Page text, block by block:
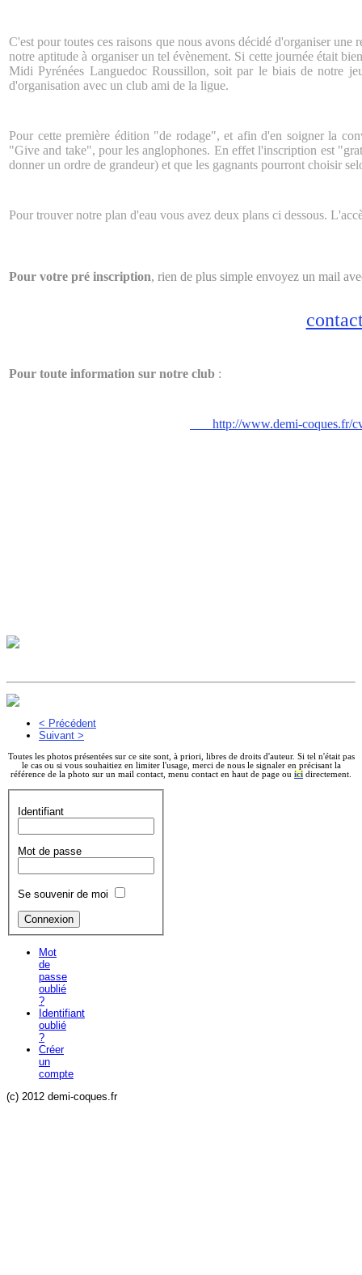
C'est pour toutes ces raisons que nous avons décidé d'organiser
notre aptitude à organiser un tel évènement. Si cette journée était
Midi Pyrénées Languedoc Roussillon, soit par le biais de notre
d'organisation avec un club ami de la ligue.
Pour cette première édition "de rodage", et afin d'en soigner la
"Give and take", pour les anglophones. En effet l'inscription est
donner un ordre de grandeur) et que les gagnants pourront choisir
Pour trouver notre plan d'eau vous avez deux plans ci dessous.
Pour votre pré inscription, rien de plus simple envoyez un mail
Pour toute information sur notre club :
http://www.demi-coques.fr/
< Précédent
Suivant >
Toutes les photos présentées sur ce site sont, à priori, libres de droits d'auteur. Si tel n'était pas
le cas ou si vous souhaitiez en limiter l'usage, merci de nous le signaler en précisant la
référence de la photo sur un mail contact, menu contact en haut de page ou ici directement.
Identifiant
Mot de passe
Se souvenir de moi
Mot
de
passe
oublié
?
Identifiant
oublié
?
Créer
un
compte
(c) 2012 demi-coques.fr